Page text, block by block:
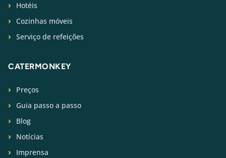
Hotéis
Cozinhas móveis
Serviço de refeições
CATERMONKEY
Preços
Guia passo a passo
Blog
Notícias
Imprensa